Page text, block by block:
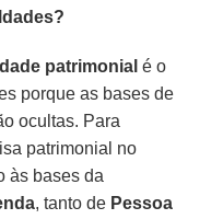
patrimonial é o
porque as bases de
ocultas. Para
patrimonial no
às bases da
, tanto de Pessoa